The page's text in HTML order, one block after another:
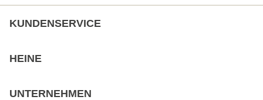
KUNDENSERVICE
HEINE
UNTERNEHMEN